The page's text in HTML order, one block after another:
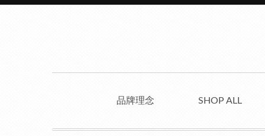
品牌理念 SHOP ALL